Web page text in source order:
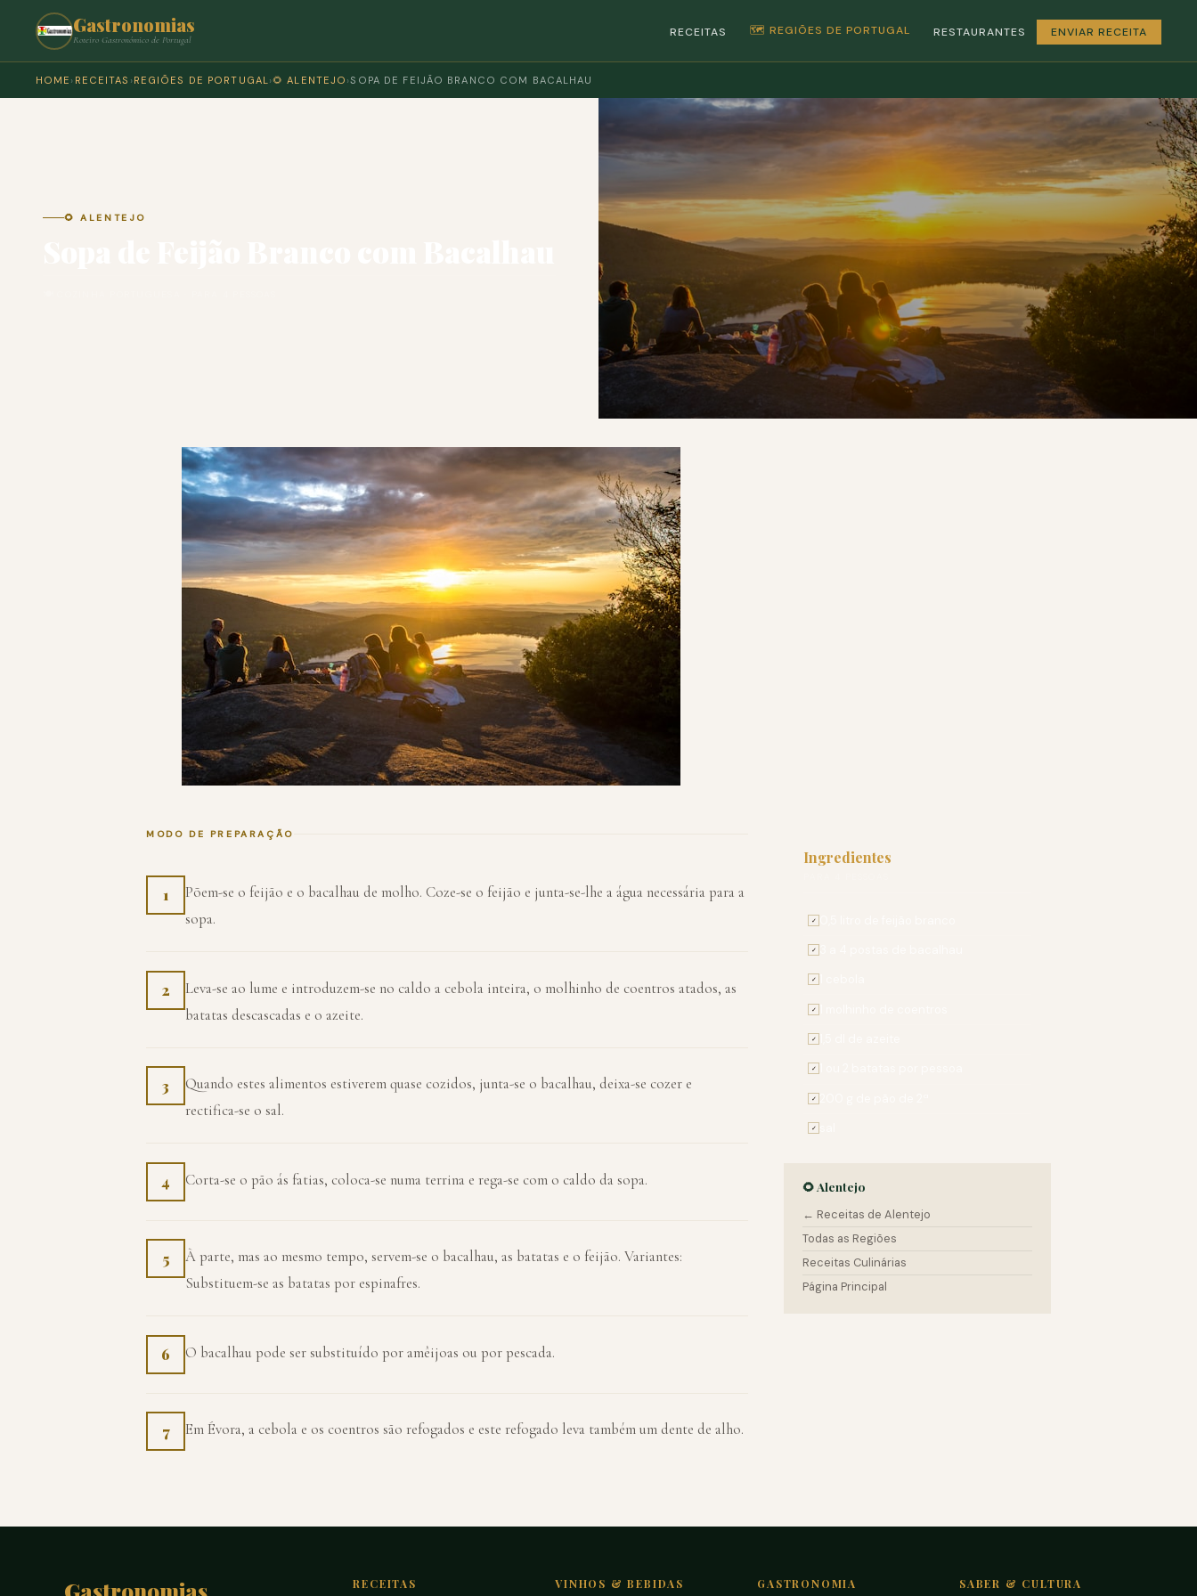
Gastronomias
Roteiro Gastronómico de Portugal
RECEITAS 🗺️ REGIÕES DE PORTUGAL RESTAURANTES ENVIAR RECEITA
HOME › RECEITAS › REGIÕES DE PORTUGAL ›🌻 ALENTEJO ›SOPA DE FEIJÃO BRANCO COM BACALHAU
🌻 ALENTEJO
MODO DE PREPARAÇÃO
1
Põem-se o feijão e o bacalhau de molho. Coze-se o feijão e junta-se-lhe a água necessária para a
sopa.
2
Leva-se ao lume e introduzem-se no caldo a cebola inteira, o molhinho de coentros atados, as
batatas descascadas e o azeite.
3
Quando estes alimentos estiverem quase cozidos, junta-se o bacalhau, deixa-se cozer e
rectifica-se o sal.
4 Corta-se o pão ás fatias, coloca-se numa terrina e rega-se com o caldo da sopa.
5
À parte, mas ao mesmo tempo, servem-se o bacalhau, as batatas e o feijão. Variantes:
Substituem-se as batatas por espinafres.
6 O bacalhau pode ser substituído por amêijoas ou por pescada.
7 Em Évora, a cebola e os coentros são refogados e este refogado leva também um dente de alho.
Ingredientes
✓
✓
✓
✓
✓
✓
✓
✓
🌻 Alentejo
← Receitas de Alentejo
Todas as Regiões
Receitas Culinárias
Página Principal
RECEITAS VINHOS & BEBIDAS GASTRONOMIA SABER & CULTURA